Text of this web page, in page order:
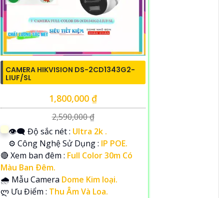
CAMERA HIKVISION DS-2CD1343G2-
LIUF/SL
1,800,000 ₫
2,590,000 ₫
👁️‍🗨 Độ sắc nét : Ultra 2k .
⚙ Công Nghệ Sử Dụng : IP POE.
🔴 Xem ban đêm : Full Color 30m Có
Màu Ban Ðêm.
🌧️ Mẫu Camera Dome Kim loại.
️ლ Ưu Điểm : Thu Âm Và Loa.